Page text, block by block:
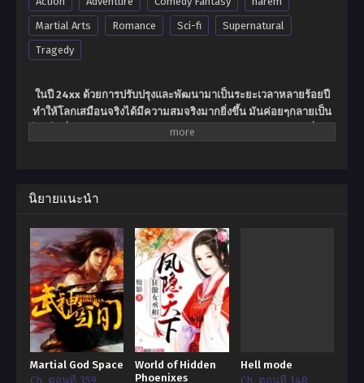
Martial Arts
Romance Sci-fi
Supernatural
Tragedy
ในปี 24xx ด้วยการปรับปรุงและพัฒนามาเป็นระยะเวลาหลายร้อยปี
ทำให้โลกเสมือนจริงได้มีความสมจริงมากยิ่งขึ้น มันค่อยๆกลายเป็น
โลกใบที่2ของมนุษย์ชาติ สังคม, การทำงาน ,การเรียนรู้และทุกสิ่งทุก
เป็นทางการของรัฐบาล ทำให้ทุกปีได้มีการแข่งขันและการ
เปลี่ยนแปลงอยู่ตลอดเวลาเย่ฉางผู้ยากไร้เป็นนักศึกษามหาวิทยาลัยปี2
เขาดูเหมือนจะได้รับการรักษาจากโรคผิวซีดจนหายเป็นปกติ เรื่องราว
ของเขายังคงเต็มไปด้วยความลึกลับและปริศนามากมาย ในเกมส์
‘New Age – Conviction’ เขาได้เริ่มต้นเดินไปตามเส้นทางของนัก
เล่นเกมมืออาชีพ อัศวินที่กำลังปรุงอาหารในความมืดมนกับ
บรรยากาศอันน่ารังเกียจในพื้นที่แห่งนี้ ประตูสู่ตำนานได้เริ่มผลักเขา
ออกไปอย่างช้าๆ“ในความเป็นจริง … เมื่อเทียบกับการเล่นเกม ฉันยัง
คงชอบการทำอาหารและดูละครโอเปร่า” — The White Emperor
—
นิยายแนะนำ
Martial God Space
World of Hidden
Phoenixes
Hell mode